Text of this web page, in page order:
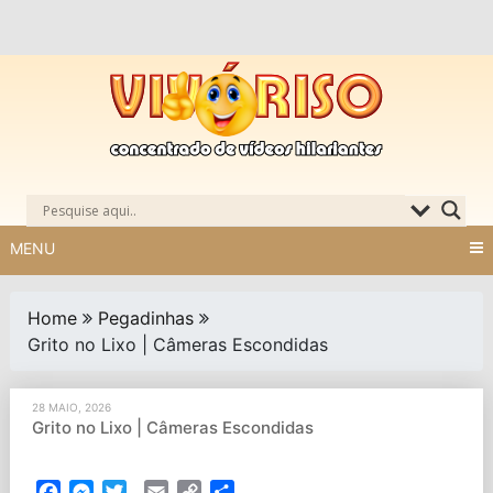
MENU
Home
Pegadinhas
Grito no Lixo | Câmeras Escondidas
28 MAIO, 2026
Grito no Lixo | Câmeras Escondidas